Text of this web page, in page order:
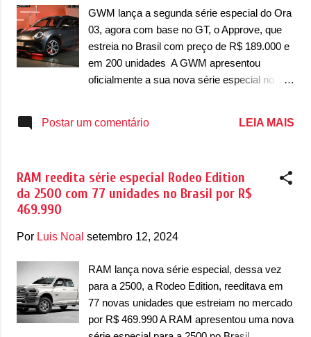
Unidos e as outras 20 para o Canadá.
"Nossos icônicos muscle cars de duas e
quatro portas da Dodge são veículos
perfeitos para continuar nossa tradição anual
de oferecer pacotes exclusivos, voltados
testados e de qualidade com suporte de
Mopar Blue, ambos os ...
GWM lança a segunda série especial do Ora
03, agora com base no GT, o Approve, que
estreia no Brasil com preço de R$ 189.000 e
em 200 unidades A GWM apresentou
oficialmente a sua nova série especial no
nova série especial também é com o Ora 03,
passado, com base na versão Skin. Agora, a
nova série especial é desenvolvido a partir
série é uma parceria inédita com a Approve,
streetwear, unindo moda, conforto,
utilitarismo e estilo. “Esta série é a primeira
feita por uma montadora e uma marca de
streetwear no Brasil. Uma iniciativa
desenvolvida a quatro mãos, voltada
Postar um comentário LEIA MAIS
RAM reedita série especial Rodeo Edition
da 2500 com 77 unidades no Brasil por R$
469.990
Por Luis Noal setembro 12, 2024
RAM lança nova série especial, dessa vez
para a 2500, a Rodeo Edition, reeditava em
77 novas unidades que estreiam no mercado
por R$ 469.990 A RAM apresentou uma nova